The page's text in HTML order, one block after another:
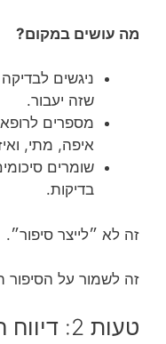
מה עושים במקום?
ניגשים
שזה יעבור.
מספרים
איפה, מתי,
שומרים
בדיקות.
זה לא ״לייצר סיפור״.
זה לשמור על הסיפור
טעות 2: